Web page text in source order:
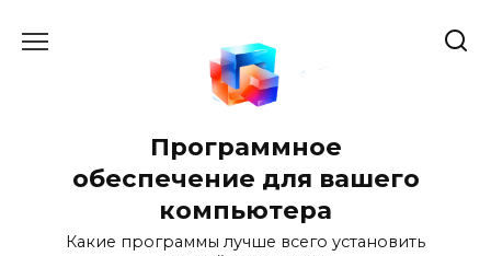
Программное
обеспечение для вашего
компьютера
Какие программы лучше всего установить